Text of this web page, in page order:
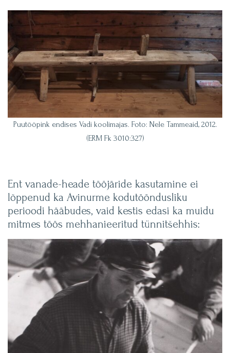
Puutööpink endises Vadi koolimajas. Foto: Nele Tammeaid, 2012.
(ERM Fk 3010:327)
Ent vanade-heade tööjäride kasutamine ei
lõppenud ka Avinurme kodutööndusliku
perioodi hääbudes, vaid kestis edasi ka muidu
mitmes töös mehhanieeritud tünnitšehhis: